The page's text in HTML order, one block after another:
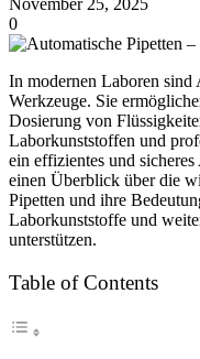
0
In modernen Laboren sind
Werkzeuge. Sie
Dosierung von
Laborkunststoffen und
ein effizientes und
einen Überblick über die
Pipetten und ihre
Laborkunststoffe und
unterstützen.
Table of Contents